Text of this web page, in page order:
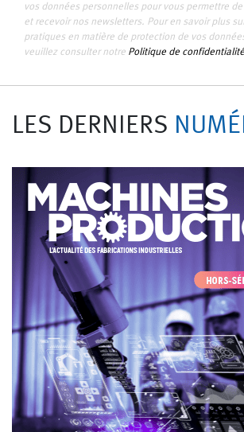
vos données personnelles pour vous permettre
et recevoir nos newsletters. Pour en savoir plus
pratiques en matière de protection de vos
veuillez consulter notre Politique de confidentialité
LES DERNIERS